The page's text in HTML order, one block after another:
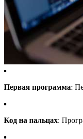
Первая программа:
Код на пальцах: